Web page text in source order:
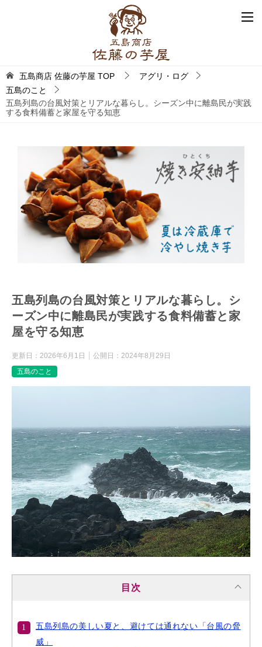
五島商店 佐藤の芋屋 TOP
アグリ・ログ
五島のこと
五島列島の台風対策とリアルな暮らし。シーズン中に離島民が実践
する食料備蓄と家屋を守る知恵
五島列島の台風対策とリアルな暮らし。シ
ーズン中に離島民が実践する食料備蓄と家
屋を守る知恵
更新日： 2026年6月1日 公開日： 2024年8月29日
五島のこと
目次
五島列島の美しい夏と、避けては通れない「台風の脅
威」